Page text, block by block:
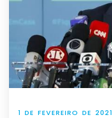
1 DE FEVEREIRO DE 2021